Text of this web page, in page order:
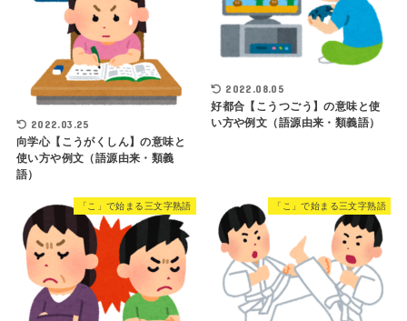
2022.03.25
向学心【こうがくしん】の意味と
使い方や例文（語源由来・類義
語）
2022.08.05
好都合【こうつごう】の意味と使
い方や例文（語源由来・類義語）
「こ」で始まる三文字熟語 「こ」で始まる三文字熟語